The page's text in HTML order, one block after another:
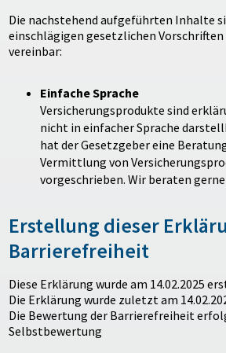
Die nachstehend aufgeführten Inhalte
einschlägigen gesetzlichen
vereinbar:
Einfache Sprache
Versicherungsprodukte sind
nicht in einfacher Sprache
hat der Gesetzgeber eine
Vermittlung von
vorgeschrieben. Wir beraten
Erstellung dieser
Barrierefreiheit
Diese Erklärung wurde am 14.02.2025
Die Erklärung wurde zuletzt am
Die Bewertung der Barrierefreiheit
Selbstbewertung